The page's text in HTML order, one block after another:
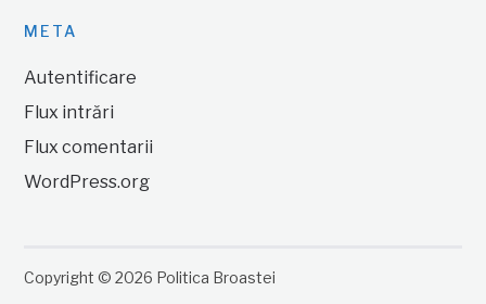
META
Autentificare
Flux intrări
Flux comentarii
WordPress.org
Copyright © 2026 Politica Broastei